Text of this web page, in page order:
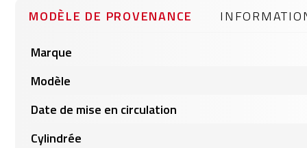
MODÈLE DE PROVENANCE
produits
Marque
Modèle
Date de mise en circulation
Cylindrée